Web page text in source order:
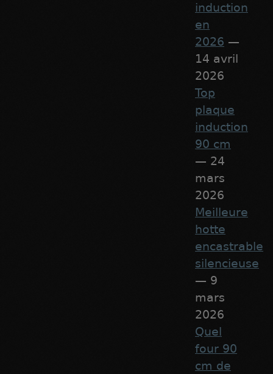
induction
en
2026 —
14 avril
2026
Top
plaque
induction
90 cm
— 24
mars
2026
Meilleure
hotte
encastrable
silencieuse
— 9
mars
2026
Quel
four 90
cm de